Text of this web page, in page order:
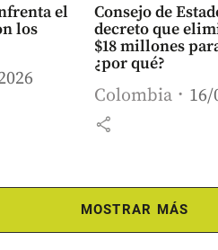
el
los
Consejo de
decreto que
$18 millones
¿por qué?
Colombia 16/
share
MOSTRAR MÁS